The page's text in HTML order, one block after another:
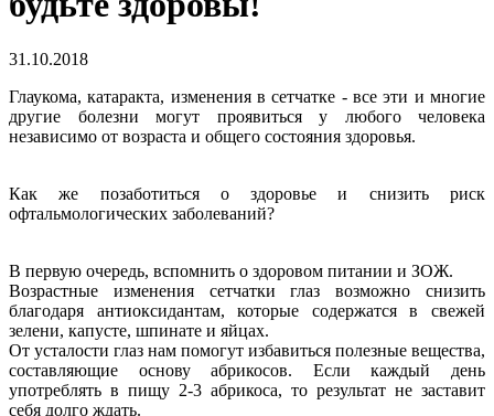
31.10.2018
Глаукома, катаракта, изменения в сетчатке - все эти и многие
другие болезни могут проявиться у любого человека
независимо от возраста и общего состояния здоровья.
Как же позаботиться о здоровье и снизить риск
офтальмологических заболеваний?
В первую очередь, вспомнить о здоровом питании и ЗОЖ.
Возрастные изменения сетчатки глаз возможно снизить
благодаря антиоксидантам, которые содержатся в свежей
зелени, капусте, шпинате и яйцах.
От усталости глаз нам помогут избавиться полезные вещества,
составляющие основу абрикосов. Если каждый день
употреблять в пищу 2-3 абрикоса, то результат не заставит
себя долго ждать.